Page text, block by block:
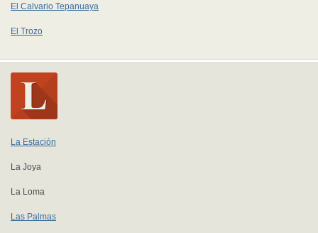
El Calvario Tepanuaya
El Trozo
La Estación
La Joya
La Loma
Las Palmas